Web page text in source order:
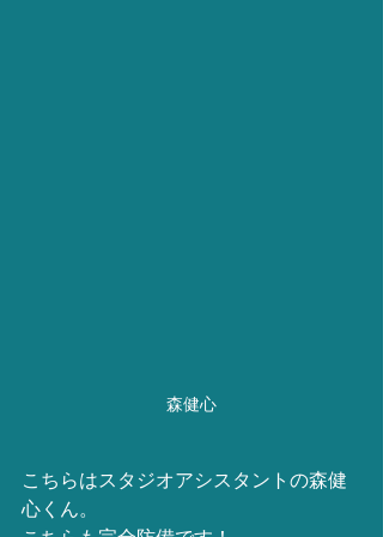
森健心
こちらはスタジオアシスタントの森健
心くん。